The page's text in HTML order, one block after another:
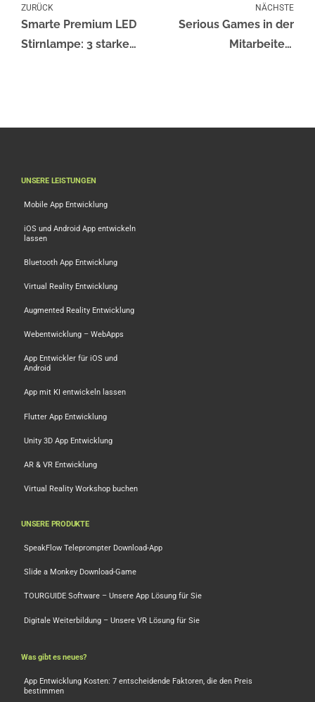
ZURÜCK
Smarte Premium LED
Stirnlampe: 3 starke
NÄCHSTE
Serious Games in der
Mitarbeiter-
UNSERE LEISTUNGEN
Mobile App Entwicklung
iOS und Android App entwickeln
lassen
Bluetooth App Entwicklung
Virtual Reality Entwicklung
Augmented Reality Entwicklung
Webentwicklung – WebApps
App Entwickler für iOS und
Android
App mit KI entwickeln lassen
Flutter App Entwicklung
Unity 3D App Entwicklung
AR & VR Entwicklung
Virtual Reality Workshop buchen
UNSERE PRODUKTE
SpeakFlow Teleprompter Download-App
Slide a Monkey Download-Game
TOURGUIDE Software – Unsere App Lösung für Sie
Digitale Weiterbildung – Unsere VR Lösung für Sie
Was gibt es neues?
App Entwicklung Kosten: 7 entscheidende Faktoren, die den Preis
bestimmen